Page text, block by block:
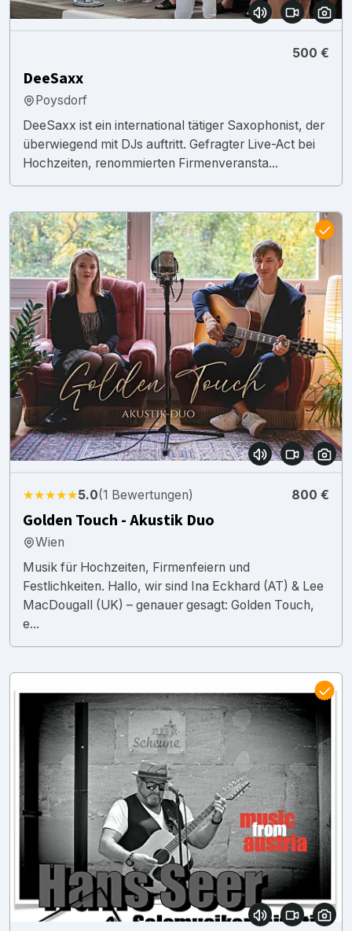
500 €
DeeSaxx
Poysdorf
DeeSaxx ist ein international tätiger Saxophonist, der
überwiegend mit DJs auftritt. Gefragter Live-Act bei
Hochzeiten, renommierten Firmenveransta...
★★★★★5.0(1 Bewertungen) 800 €
Golden Touch - Akustik Duo
Wien
Musik für Hochzeiten, Firmenfeiern und
Festlichkeiten. Hallo, wir sind Ina Eckhard (AT) & Lee
MacDougall (UK) – genauer gesagt: Golden Touch,
e...